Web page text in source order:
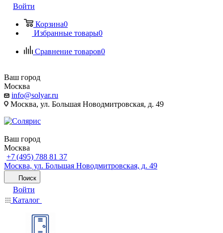
Войти
Корзина0
Избранные товары0
Сравнение товаров0
Ваш город
Москва
info@solyar.ru
Москва, ул. Большая Новодмитровская, д. 49
Ваш город
Москва
+7 (495) 788 81 37
Москва, ул. Большая Новодмитровская, д. 49
Поиск
Войти
Каталог